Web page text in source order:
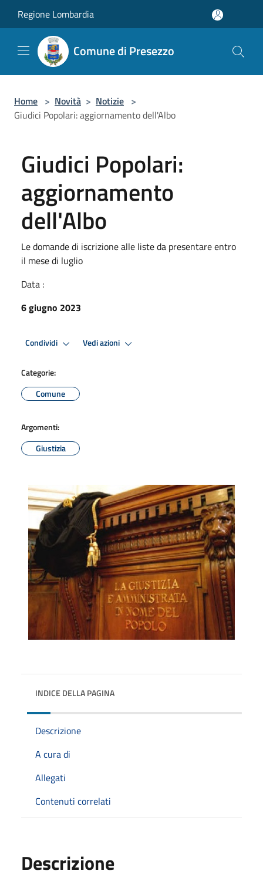
Regione Lombardia
Comune di Presezzo
Home > Novità > Notizie >
Giudici Popolari: aggiornamento dell'Albo
Giudici Popolari:
aggiornamento
dell'Albo
Le domande di iscrizione alle liste da presentare entro
il mese di luglio
Data :
6 giugno 2023
Condividi Vedi azioni
Categorie:
Comune
Argomenti:
Giustizia
INDICE DELLA PAGINA
Descrizione
A cura di
Allegati
Contenuti correlati
Descrizione